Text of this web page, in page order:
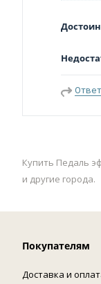
Купить Педаль
и другие города.
Покупателям
Доставка и